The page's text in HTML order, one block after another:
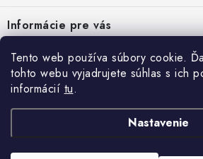
Tento web používa súbory cookie.
tohto webu vyjadrujete súhlas s ich
informácií tu.
Nastavenie
pInformácie pre vás
Kontakty
Napíšte nám
Obchodné podmienky
Podmienky ochrany osobných údajov
Blog
Nápady na úpravu steny: Dekoratívne
panely.
Dekoračné lamely, elegancia a praktickosť v
Prijímame online platby
Facebook